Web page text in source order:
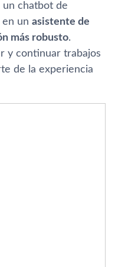
un chatbot de
un asistente de
más robusto.
y continuar trabajos
de la experiencia